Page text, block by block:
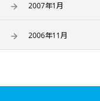
2007年1月
2006年11月